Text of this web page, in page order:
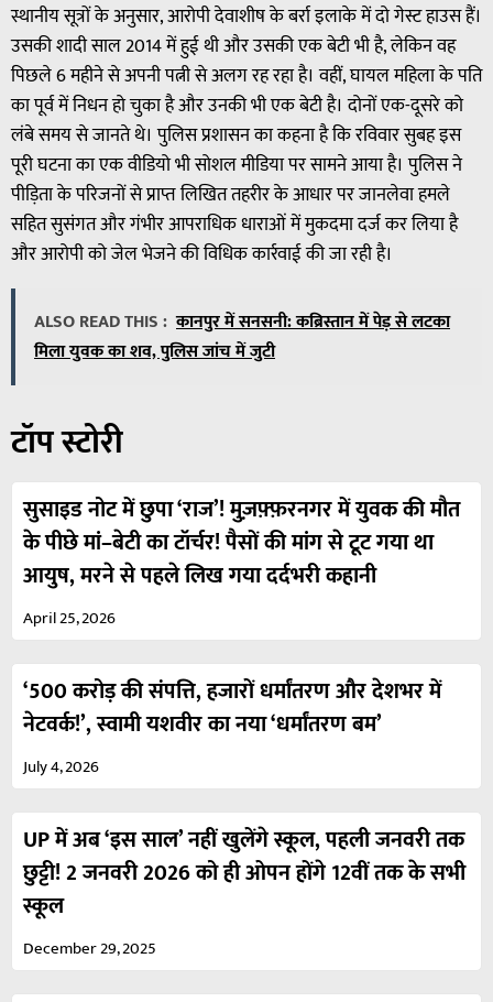
स्थानीय सूत्रों के अनुसार, आरोपी देवाशीष के बर्रा इलाके में दो गेस्ट हाउस हैं।
उसकी शादी साल 2014 में हुई थी और उसकी एक बेटी भी है, लेकिन वह
पिछले 6 महीने से अपनी पत्नी से अलग रह रहा है। वहीं, घायल महिला के पति
का पूर्व में निधन हो चुका है और उनकी भी एक बेटी है। दोनों एक-दूसरे को
लंबे समय से जानते थे। पुलिस प्रशासन का कहना है कि रविवार सुबह इस
पूरी घटना का एक वीडियो भी सोशल मीडिया पर सामने आया है। पुलिस ने
पीड़िता के परिजनों से प्राप्त लिखित तहरीर के आधार पर जानलेवा हमले
सहित सुसंगत और गंभीर आपराधिक धाराओं में मुकदमा दर्ज कर लिया है
और आरोपी को जेल भेजने की विधिक कार्रवाई की जा रही है।
ALSO READ THIS : कानपुर में सनसनी: कब्रिस्तान में पेड़ से लटका
मिला युवक का शव, पुलिस जांच में जुटी
टॉप स्टोरी
सुसाइड नोट में छुपा ‘राज’! मुज़फ़्फ़रनगर में युवक की मौत
के पीछे मां–बेटी का टॉर्चर! पैसों की मांग से टूट गया था
आयुष, मरने से पहले लिख गया दर्दभरी कहानी
April 25, 2026
‘500 करोड़ की संपत्ति, हजारों धर्मांतरण और देशभर में
नेटवर्क!’, स्वामी यशवीर का नया ‘धर्मांतरण बम’
July 4, 2026
UP में अब ‘इस साल’ नहीं खुलेंगे स्कूल, पहली जनवरी तक
छुट्टी! 2 जनवरी 2026 को ही ओपन होंगे 12वीं तक के सभी
स्कूल
December 29, 2025